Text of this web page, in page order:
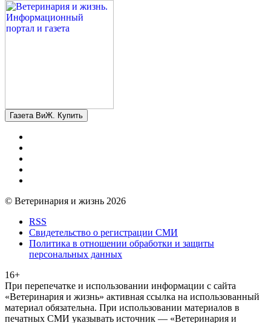
Газета ВиЖ. Купить
© Ветеринария и жизнь 2026
RSS
Свидетельство о регистрации СМИ
Политика в отношении обработки и защиты
персональных данных
16+
При перепечатке и использовании информации с сайта
«Ветеринария и жизнь» активная ссылка на использованный
материал обязательна. При использовании материалов в
печатных СМИ указывать источник — «Ветеринария и